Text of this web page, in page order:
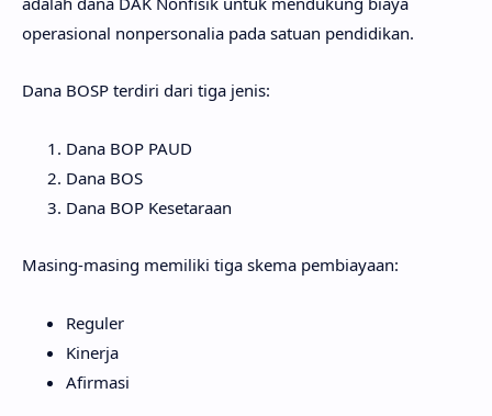
operasional nonpersonalia pada satuan pendidikan.
Dana BOSP terdiri dari tiga jenis:
Dana BOP PAUD
Dana BOS
Dana BOP Kesetaraan
Masing-masing memiliki tiga skema pembiayaan:
Reguler
Kinerja
Afirmasi